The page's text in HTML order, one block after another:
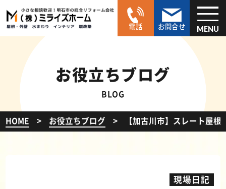
電話 お問合せ MENU
お役立ちブログ
BLOG
HOME お役立ちブログ 【加古川市】スレート屋
現場日記